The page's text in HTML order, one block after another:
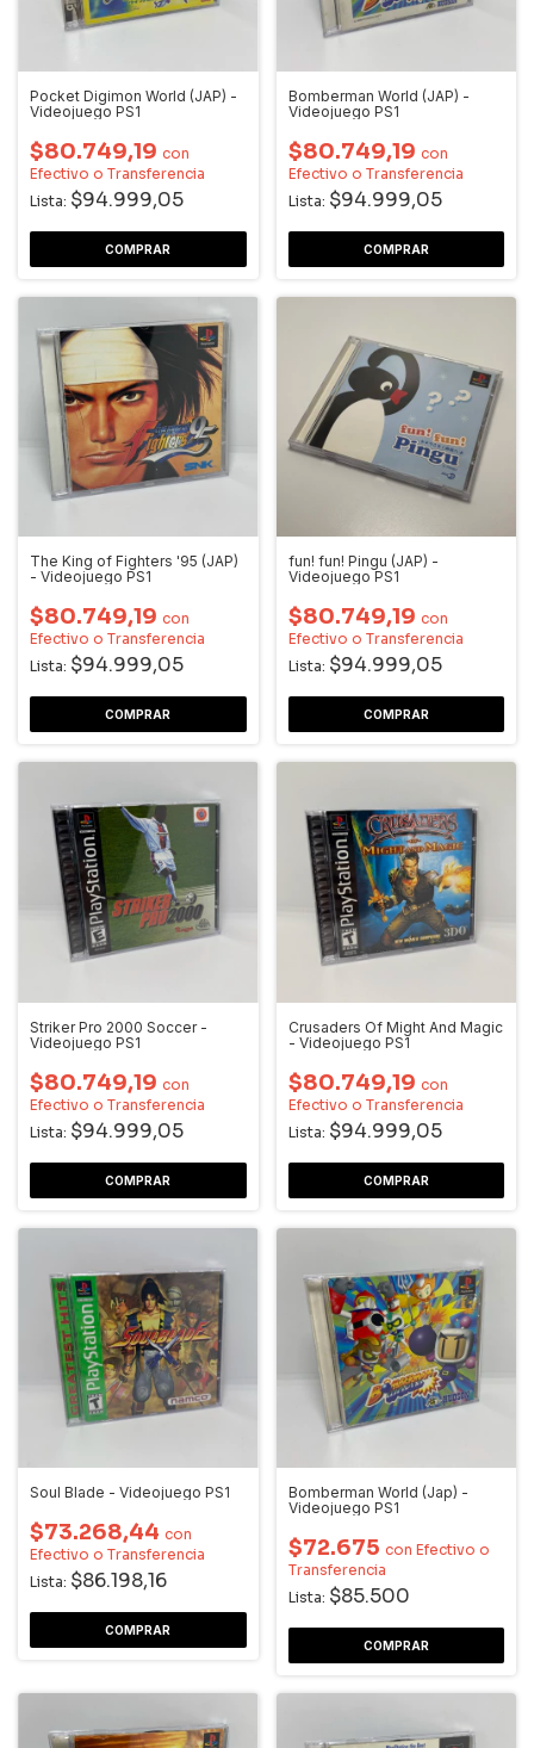
Pocket Digimon World (JAP) -
Videojuego PS1
$80.749,19 con
Efectivo o Transferencia
Lista: $94.999,05
Bomberman World (JAP) -
Videojuego PS1
$80.749,19 con
Efectivo o Transferencia
Lista: $94.999,05
The King of Fighters '95 (JAP)
- Videojuego PS1
$80.749,19 con
Efectivo o Transferencia
Lista: $94.999,05
fun! fun! Pingu (JAP) -
Videojuego PS1
$80.749,19 con
Efectivo o Transferencia
Lista: $94.999,05
Striker Pro 2000 Soccer -
Videojuego PS1
$80.749,19 con
Efectivo o Transferencia
Lista: $94.999,05
Crusaders Of Might And Magic
- Videojuego PS1
$80.749,19 con
Efectivo o Transferencia
Lista: $94.999,05
Soul Blade - Videojuego PS1
$73.268,44 con
Efectivo o Transferencia
Lista: $86.198,16
Bomberman World (Jap) -
Videojuego PS1
$72.675 con Efectivo o
Transferencia
Lista: $85.500